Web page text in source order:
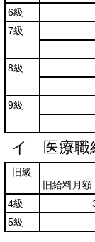
6級
7級
8級
9級
イ 医療職
旧級
旧給料月額
4級
5級